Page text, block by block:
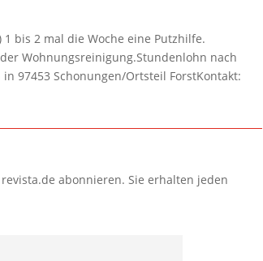
bis 2 mal die Woche eine Putzhilfe.
Wohnungsreinigung.Stundenlohn nach
97453 Schonungen/Ortsteil ForstKontakt:
abonnieren. Sie erhalten jeden